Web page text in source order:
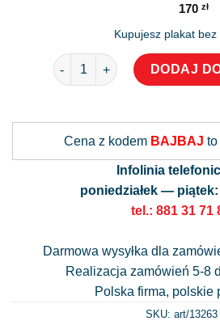
170 zł
Kupujesz plakat bez
ilość Plakat z godłem
DODAJ
Cena z kodem BAJBAJ to
Infolinia
poniedziałek — piątek:
tel.: 881 31 71
Darmowa wysyłka dla
Realizacja zamówień 5-8
Polska firma, polskie
SKU: art/13263